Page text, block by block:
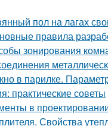
пол на лагах
правила
зонирования
в парилке.
практические советы
в
Свойства